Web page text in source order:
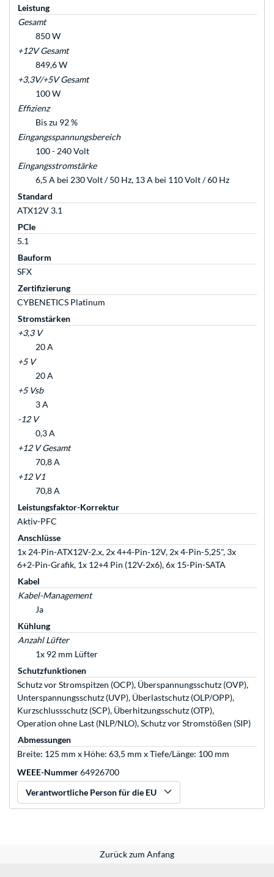
Leistung
Gesamt
850 W
+12V Gesamt
849,6 W
+3,3V/+5V Gesamt
100 W
Effizienz
Bis zu 92 %
Eingangsspannungsbereich
100 - 240 Volt
Eingangsstromstärke
6,5 A bei 230 Volt / 50 Hz, 13 A bei 110 Volt / 60 Hz
Standard
ATX12V 3.1
PCIe
5.1
Bauform
SFX
Zertifizierung
CYBENETICS Platinum
Stromstärken
+3,3 V
20 A
+5 V
20 A
+5 Vsb
3 A
-12 V
0,3 A
+12 V Gesamt
70,8 A
+12 V1
70,8 A
Leistungsfaktor-Korrektur
Aktiv-PFC
Anschlüsse
1x 24-Pin-ATX12V-2.x, 2x 4+4-Pin-12V, 2x 4-Pin-5,25", 3x
6+2-Pin-Grafik, 1x 12+4 Pin (12V-2x6), 6x 15-Pin-SATA
Kabel
Kabel-Management
Ja
Kühlung
Anzahl Lüfter
1x 92 mm Lüfter
Schutzfunktionen
Schutz vor Stromspitzen (OCP), Überspannungsschutz (OVP),
Unterspannungsschutz (UVP), Überlastschutz (OLP/OPP),
Kurzschlussschutz (SCP), Überhitzungsschutz (OTP),
Operation ohne Last (NLP/NLO), Schutz vor Stromstößen (SIP)
Abmessungen
Breite: 125 mm x Höhe: 63,5 mm x Tiefe/Länge: 100 mm
WEEE-Nummer64926700
Verantwortliche Person für die EU
Zurück zum Anfang